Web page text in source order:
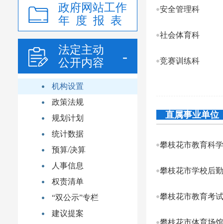
政府网站工作
年 度 报 表
法定主动
公开内容
机构设置
政策法规
规划计划
统计数据
预算/决算
人事信息
权责清单
“双公示”专栏
建议提案
安全管理科
社会体育科
竞赛训练科
直属事业单位
攀枝花市学校后
攀枝花市教育考
攀枝花市体育场